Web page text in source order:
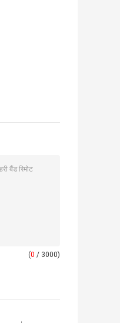
(0 / 3000)